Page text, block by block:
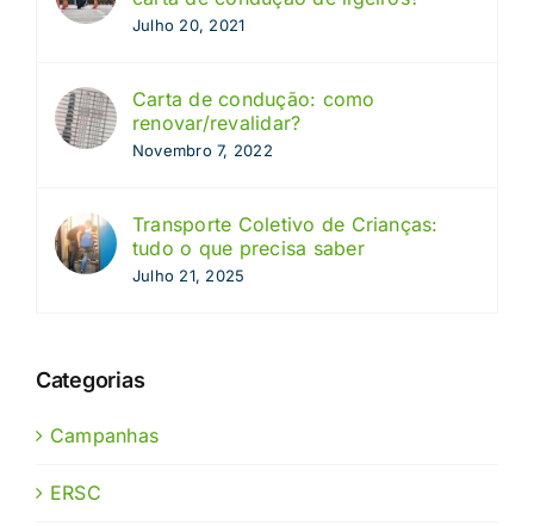
Julho 20, 2021
Carta de condução: como
renovar/revalidar?
Novembro 7, 2022
Transporte Coletivo de Crianças:
tudo o que precisa saber
Julho 21, 2025
Categorias
Campanhas
ERSC